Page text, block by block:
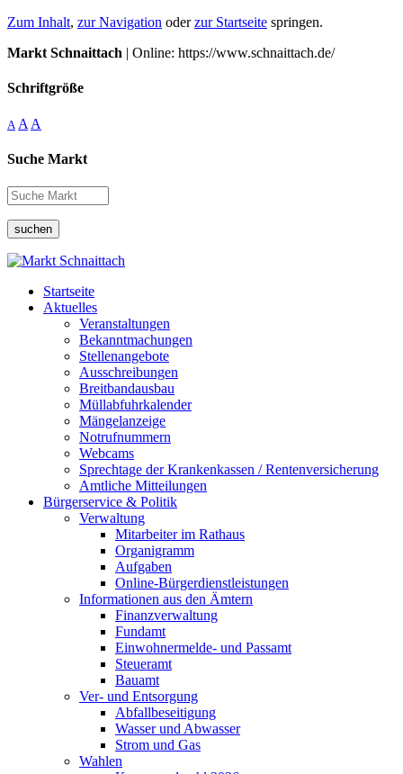
Zum Inhalt, zur Navigation oderzur Startseite springen.
Markt Schnaittach | Online: https://www.schnaittach.de/
Schriftgröße
A A A
Suche Markt
suchen
Startseite
Aktuelles
Veranstaltungen
Bekanntmachungen
Stellenangebote
Ausschreibungen
Breitbandausbau
Müllabfuhrkalender
Mängelanzeige
Notrufnummern
Webcams
Sprechtage der Krankenkassen / Rentenversicherung
Amtliche Mitteilungen
Bürgerservice & Politik
Verwaltung
Mitarbeiter im Rathaus
Organigramm
Aufgaben
Online-Bürgerdienstleistungen
Informationen aus den Ämtern
Finanzverwaltung
Fundamt
Einwohnermelde- und Passamt
Steueramt
Bauamt
Ver- und Entsorgung
Abfallbeseitigung
Wasser und Abwasser
Strom und Gas
Wahlen